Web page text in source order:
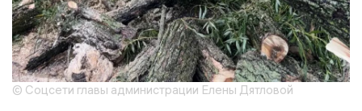
© Соцсети главы администрации Елены Дятловой